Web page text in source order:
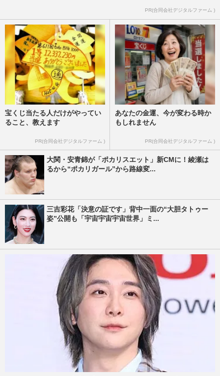
PR(合同会社デジタルファーム )
宝くじ当たる人だけがやってい
ること、教えます
PR(合同会社デジタルファーム )
あなたの金運、今が変わる時か
もしれません
PR(合同会社デジタルファーム )
大関・安青錦が「ポカリスエット」新CMに！綾瀬は
るから“ポカリガール”から路線変...
三吉彩花「決意の証です」背中一面の“大胆タトゥー
姿”公開も「宇宙宇宙宇宙世界」ミ...